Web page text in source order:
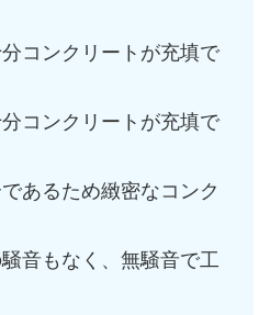
コンクリートが充填で
コンクリートが充填で
あるため緻密なコンク
音もなく、無騒音で工